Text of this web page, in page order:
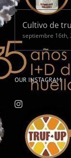
Cultivo de
septiembre 16th,
OUR INSTAGRAM